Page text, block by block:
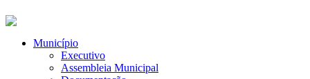
Município
Executivo
Assembleia Municipal